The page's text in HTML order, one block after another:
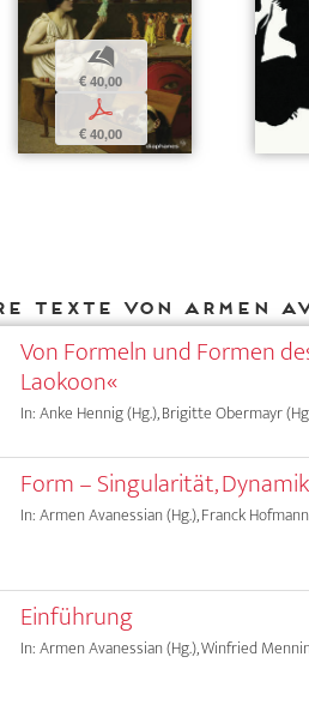
b
€ 40,00
p
€ 40,00
Texte von Armen
Von Formeln und Formen
Laokoon«
In: Anke Hennig (Hg.), Brigitte Obermayr
Form – Singularität,
In: Armen Avanessian (Hg.), Franck
Einführung
In: Armen Avanessian (Hg.), Winfried